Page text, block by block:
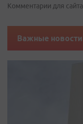
Комментарии для сайта
Важные новости